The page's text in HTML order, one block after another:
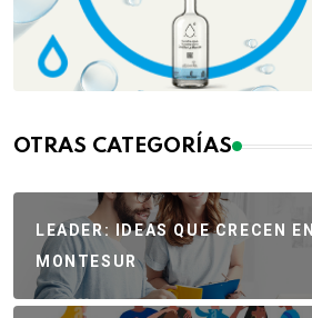
OTRAS CATEGORÍAS
LEADER: IDEAS QUE CRECEN EN
MONTESUR